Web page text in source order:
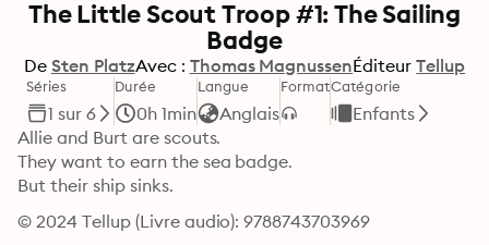
The Little Scout Troop #1: The Sailing
Badge
De Sten PlatzAvec : Thomas MagnussenÉditeur Tellup
Séries
1 sur 6
Durée
0h 1min
Langue
Anglais
FormatCatégorie
Enfants
Allie and Burt are scouts.
They want to earn the sea badge.
But their ship sinks.
© 2024 Tellup (Livre audio): 9788743703969